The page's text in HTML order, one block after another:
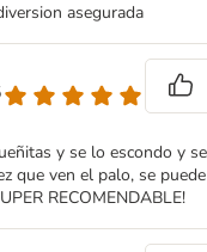
asegurada
y se lo escondo y se
que ven el palo, se puede
RECOMENDABLE!